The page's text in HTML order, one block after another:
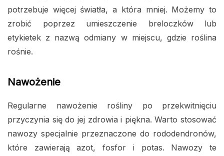
potrzebuje więcej światła, a która mniej. Możemy to
zrobić poprzez umieszczenie breloczków lub
etykietek z nazwą odmiany w miejscu, gdzie roślina
rośnie.
Nawożenie
Regularne nawożenie rośliny po przekwitnięciu
przyczynia się do jej zdrowia i piękna. Warto stosować
nawozy specjalnie przeznaczone do rododendronów,
które zawierają azot, fosfor i potas. Nawozy te